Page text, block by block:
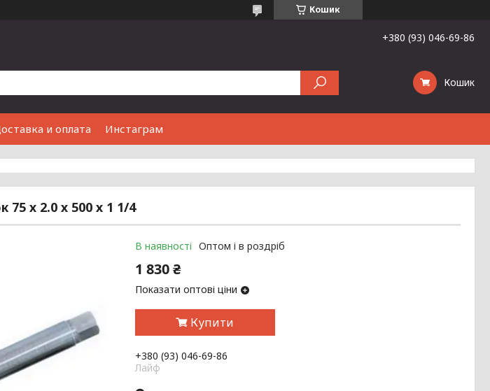
Кошик
+380 (93) 046-69-86
Кошик
и оплата Инстаграм
х 2.0 х 500 х 1 1/4
В наявності Оптом і в роздріб
1 830 ₴
Показати оптові ціни
Купити
+380 (93) 046-69-86
Лайф